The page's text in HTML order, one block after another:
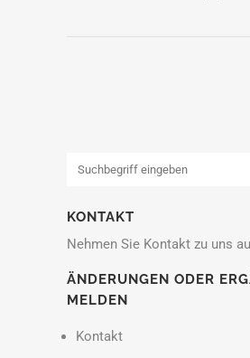
KONTAKT
Nehmen Sie Kontakt zu uns
ÄNDERUNGEN ODER
MELDEN
Kontakt